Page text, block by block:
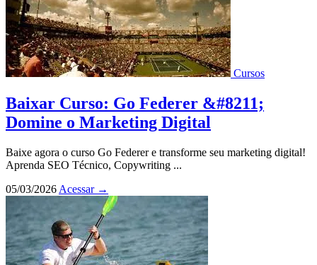
Cursos
Baixar Curso: Go Federer &#8211;
Domine o Marketing Digital
Baixe agora o curso Go Federer e transforme seu marketing digital!
Aprenda SEO Técnico, Copywriting ...
05/03/2026 Acessar →